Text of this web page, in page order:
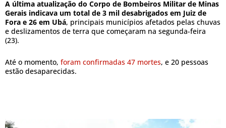
A última atualização do Corpo de Bombeiros Militar de Minas
Gerais indicava um total de 3 mil desabrigados em Juiz de
Fora e 26 em Ubá, principais municípios afetados pelas chuvas
e deslizamentos de terra que começaram na segunda-feira
(23).
Até o momento, foram confirmadas 47 mortes, e 20 pessoas
estão desaparecidas.